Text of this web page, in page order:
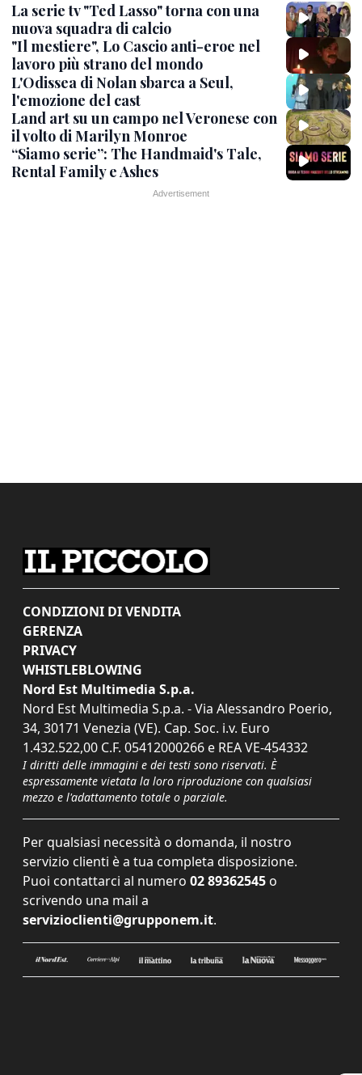
La serie tv "Ted Lasso" torna con una
nuova squadra di calcio
"Il mestiere", Lo Cascio anti-eroe nel
lavoro più strano del mondo
L'Odissea di Nolan sbarca a Seul,
l'emozione del cast
Land art su un campo nel Veronese con
il volto di Marilyn Monroe
“Siamo serie”: The Handmaid's Tale,
Rental Family e Ashes
CONDIZIONI DI VENDITA
GERENZA
PRIVACY
WHISTLEBLOWING
Nord Est Multimedia S.p.a.
Nord Est Multimedia S.p.a. - Via Alessandro Poerio,
34, 30171 Venezia (VE). Cap. Soc. i.v. Euro
1.432.522,00 C.F. 05412000266 e REA VE-454332
I diritti delle immagini e dei testi sono riservati. È
espressamente vietata la loro riproduzione con qualsiasi
mezzo e l'adattamento totale o parziale.
Per qualsiasi necessità o domanda, il nostro
servizio clienti è a tua completa disposizione.
Puoi contattarci al numero 02 89362545 o
scrivendo una mail a
servizioclienti@grupponem.it.